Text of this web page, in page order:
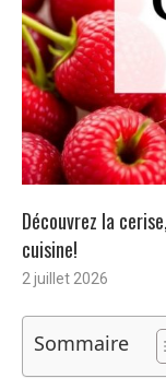
Découvrez la
cuisine!
2 juillet 2026
Sommaire